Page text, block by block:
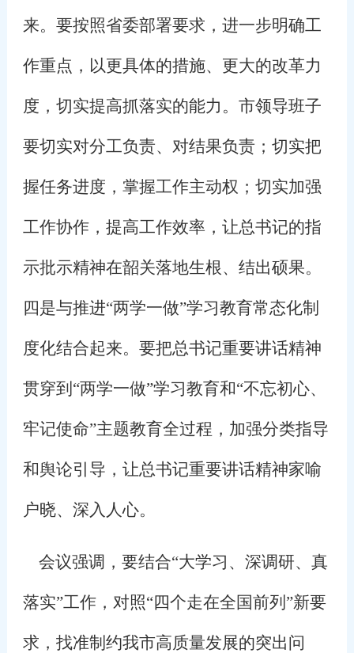
来。要按照省委部署要求，进一步明确工
作重点，以更具体的措施、更大的改革力
度，切实提高抓落实的能力。市领导班子
要切实对分工负责、对结果负责；切实把
握任务进度，掌握工作主动权；切实加强
工作协作，提高工作效率，让总书记的指
示批示精神在韶关落地生根、结出硕果。
四是与推进“两学一做”学习教育常态化制
度化结合起来。要把总书记重要讲话精神
贯穿到“两学一做”学习教育和“不忘初心、
牢记使命”主题教育全过程，加强分类指导
和舆论引导，让总书记重要讲话精神家喻
户晓、深入人心。
会议强调，要结合“大学习、深调研、真
落实”工作，对照“四个走在全国前列”新要
求，找准制约我市高质量发展的突出问